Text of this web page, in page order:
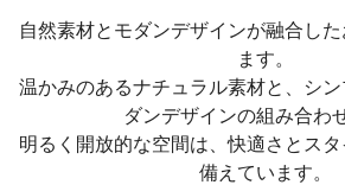
自然素材とモダンデザインが融合し
ます。
温かみのあるナチュラル素材と、シ
ダンデザインの組み合わ
明るく開放的な空間は、快適さとス
備えています。